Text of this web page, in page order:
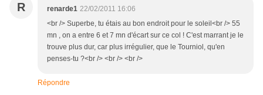
R renarde1 22/02/2011 16:06
<br /> Superbe, tu étais au bon endroit pour le soleil<br /> 55
mn , on a entre 6 et 7 mn d'écart sur ce col ! C'est marrant je le
trouve plus dur, car plus irrégulier, que le Tourniol, qu'en
penses-tu ?<br /> <br /> <br />
Répondre